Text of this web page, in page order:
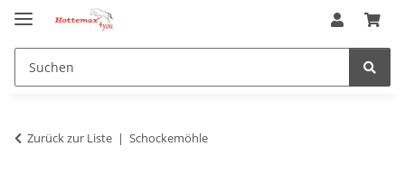
Zurück zur Liste Schockemöhle